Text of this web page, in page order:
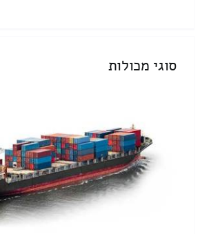
סוגי מכולות